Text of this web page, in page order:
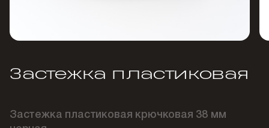
Застежка пластиковая
Застежка пластиковая крючковая 38 мм